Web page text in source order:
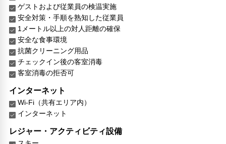
ゲストおよび従業員の検温実施
安全対策・手順を熟知した従業員
1メートル以上の対人距離の確保
安全な食事環境
抗菌クリーニング用品
チェックイン後の客室消毒
客室消毒の拒否可
インターネット
Wi-Fi（共有エリア内）
インターネット
レジャー・アクティビティ設備